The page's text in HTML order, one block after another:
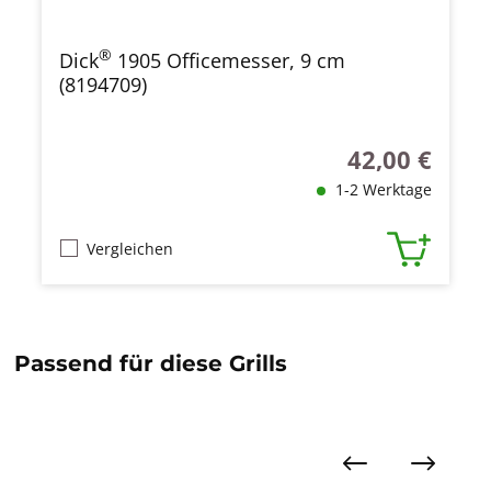
Dick® 1905 Officemesser, 9 cm
(8194709)
Regulärer Preis:
42,00 €
1-2 Werktage
Vergleichen
Passend für diese Grills